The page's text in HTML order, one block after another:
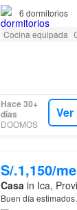
6 dormitorios
Cocina equipada
Hace 30+
días
DOOMOS
S/.1,150/
Casa in Ica,
Buen día